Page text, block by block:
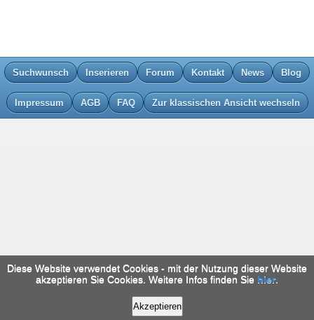
Suchwunsch Inserieren Forum Kontakt News Blog
Impressum AGB FAQ Zur klassischen Ansicht wechseln
Diese Website verwendet Cookies - mit der Nutzung dieser Website
akzeptieren Sie Cookies. Weitere Infos finden Sie hier.